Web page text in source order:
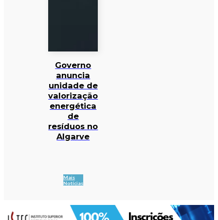
Governo
anuncia
unidade de
valorização
energética
de
resíduos no
Algarve
Mais
Notícias